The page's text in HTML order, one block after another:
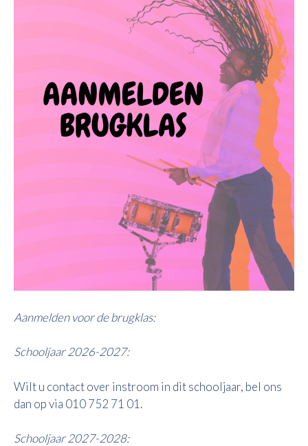
Aanmelden voor de brugklas:
Schooljaar 2026-2027:
Wilt u contact over instroom in dit schooljaar, bel ons
dan op via 010 752 71 01.
Schooljaar 2027-2028: